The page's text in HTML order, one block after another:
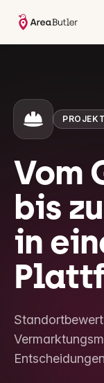
Vom
bis
in